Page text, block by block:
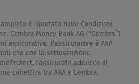
è riportato nelle Condizioni
Cembra Money Bank AG (“Cembra”)
assicurative. L'assicuratore è AXA
che con la sottoscrizione
l'assicurato aderisce al
collettiva tra AXA e Cembra.